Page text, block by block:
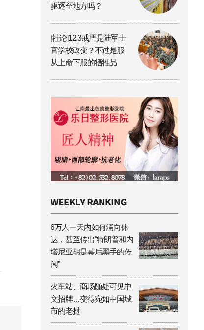
驱逐至地方吗？
[社论]12.3戒严是陆军士
官学校政变？不过是服
从上命下服的牺牲品
6万人一天内如何涌向休
达，甚至传出“特朗普和内
塔尼亚胡是幕后黑手的传
闻”
火车站、商场随处可见中
文招牌…变得宛如中国城
市的老挝